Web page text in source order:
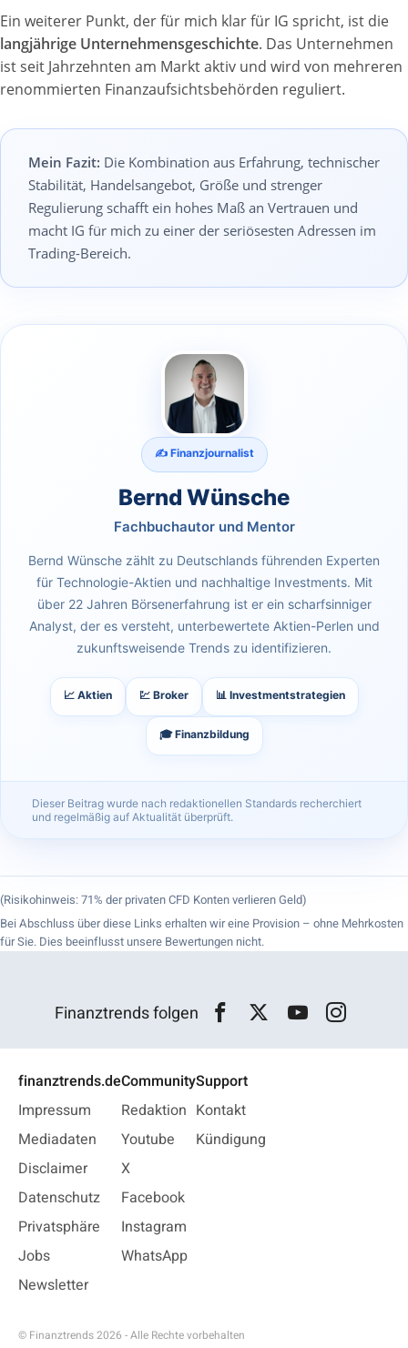
Ein weiterer Punkt, der für mich klar für IG spricht, ist die
langjährige Unternehmensgeschichte. Das Unternehmen
ist seit Jahrzehnten am Markt aktiv und wird von mehreren
renommierten Finanzaufsichtsbehörden reguliert.
Mein Fazit: Die Kombination aus Erfahrung, technischer
Stabilität, Handelsangebot, Größe und strenger
Regulierung schafft ein hohes Maß an Vertrauen und
macht IG für mich zu einer der seriösesten Adressen im
Trading-Bereich.
✍️ Finanzjournalist
Bernd Wünsche
Fachbuchautor und Mentor
Bernd Wünsche zählt zu Deutschlands führenden Experten
für Technologie-Aktien und nachhaltige Investments. Mit
über 22 Jahren Börsenerfahrung ist er ein scharfsinniger
Analyst, der es versteht, unterbewertete Aktien-Perlen und
zukunftsweisende Trends zu identifizieren.
📈 Aktien 💹 Broker 📊 Investmentstrategien
🎓 Finanzbildung
Dieser Beitrag wurde nach redaktionellen Standards recherchiert
und regelmäßig auf Aktualität überprüft.
(Risikohinweis: 71% der privaten CFD Konten verlieren Geld)
Bei Abschluss über diese Links erhalten wir eine Provision – ohne Mehrkosten
für Sie. Dies beeinflusst unsere Bewertungen nicht.
Finanztrends folgen
finanztrends.de
Impressum
Mediadaten
Disclaimer
Datenschutz
Privatsphäre
Jobs
Newsletter
Community
Redaktion
Youtube
X
Facebook
Instagram
WhatsApp
Support
Kontakt
Kündigung
© Finanztrends 2026 - Alle Rechte vorbehalten